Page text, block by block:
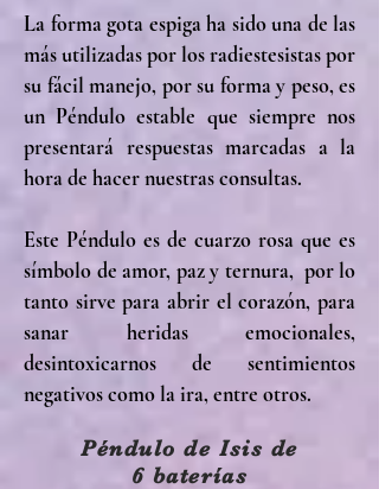
La forma gota espiga ha sido una de las
más utilizadas por los radiestesistas por
su fácil manejo, por su forma y peso, es
un Péndulo estable que siempre nos
presentará respuestas marcadas a la
hora de hacer nuestras consultas.
Este Péndulo es de cuarzo rosa que es
símbolo de amor, paz y ternura, por lo
tanto sirve para abrir el corazón, para
sanar heridas emocionales,
desintoxicarnos de sentimientos
negativos como la ira, entre otros.
Péndulo de Isis de
6 baterías